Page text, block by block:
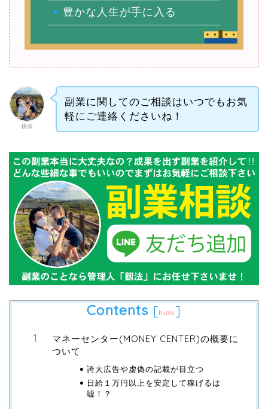
豊かな人生が手に入る
釼法
副業に関してのご相談はいつでもお気
軽にご連絡くださいね！
Contents [hide ]
マネーセンター(MONEY CENTER)の概要に
ついて
誇大広告や虚偽の記載が目立つ
日給１万円以上を安定して稼げるは
嘘！？